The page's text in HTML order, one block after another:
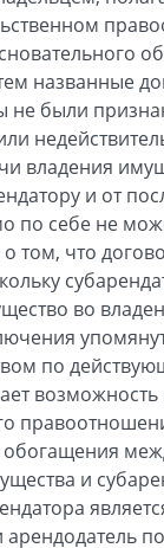
названные
не были
владения
и от
по себе не
о том, что
во
по
обогащения
и